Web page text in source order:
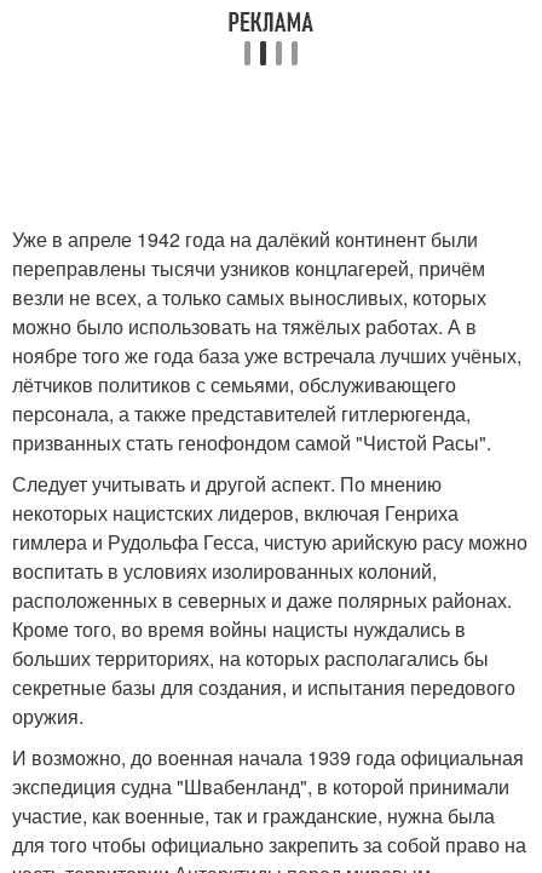
Уже в апреле 1942 года на далёкий континент были
переправлены тысячи узников концлагерей, причём
везли не всех, а только самых выносливых, которых
можно было использовать на тяжёлых работах. А в
ноябре того же года база уже встречала лучших учёных,
лётчиков политиков с семьями, обслуживающего
персонала, а также представителей гитлерюгенда,
призванных стать генофондом самой "Чистой Расы".
Следует учитывать и другой аспект. По мнению
некоторых нацистских лидеров, включая Генриха
гимлера и Рудольфа Гесса, чистую арийскую расу можно
воспитать в условиях изолированных колоний,
расположенных в северных и даже полярных районах.
Кроме того, во время войны нацисты нуждались в
больших территориях, на которых располагались бы
секретные базы для создания, и испытания передового
оружия.
И возможно, до военная начала 1939 года официальная
экспедиция судна "Швабенланд", в которой принимали
участие, как военные, так и гражданские, нужна была
для того чтобы официально закрепить за собой право на